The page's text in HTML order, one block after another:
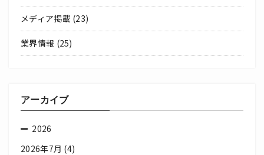
メディア掲載 (23)
業界情報 (25)
アーカイブ
2026
2026年7月 (4)